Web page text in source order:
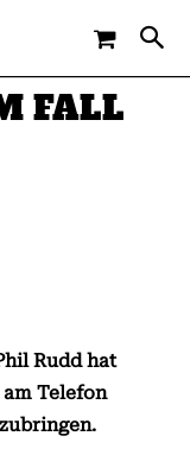
2014
FALL
Rudd hat
Telefon